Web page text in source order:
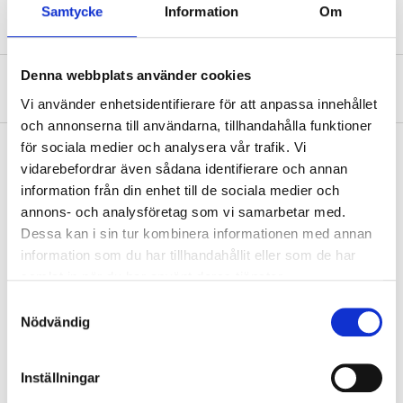
Samtycke Information Om
Denna webbplats använder cookies
Vi använder enhetsidentifierare för att anpassa innehållet
och annonserna till användarna, tillhandahålla funktioner
för sociala medier och analysera vår trafik. Vi
vidarebefordrar även sådana identifierare och annan
information från din enhet till de sociala medier och
annons- och analysföretag som vi samarbetar med.
Dessa kan i sin tur kombinera informationen med annan
information som du har tillhandahållit eller som de har
Nödvändig
Inställningar
Om tillverkaren
Köp & Hämta
Köp & Hämta i ditt varuhus inom 2 timmar! För mer information om
tjänsten och våra villkor.
LÄS MER
Andra kunder köpte också